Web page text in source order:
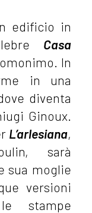
edificio in
Casa
In
in una
diventa
Ginoux.
L’arlesiana,
sarà
sua moglie
versioni
stampe